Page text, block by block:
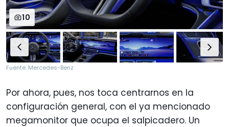
10
Fuente: Mercedes-Benz
Por ahora, pues, nos toca centrarnos en la
configuración general, con el ya mencionado
megamonitor que ocupa el salpicadero. Un